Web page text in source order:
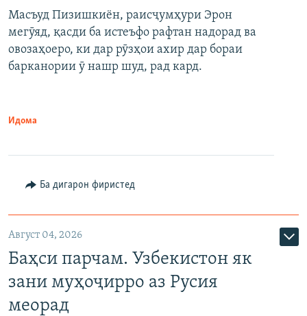
Масъуд Пизишкиён, раисҷумҳури Эрон
мегӯяд, қасди ба истеъфо рафтан надорад ва
овозаҳоеро, ки дар рӯзҳои ахир дар бораи
барканории ӯ нашр шуд, рад кард.
Идома
Ба дигарон фиристед
Август 04, 2026
Баҳси парчам. Узбекистон як
зани муҳоҷирро аз Русия
меорад